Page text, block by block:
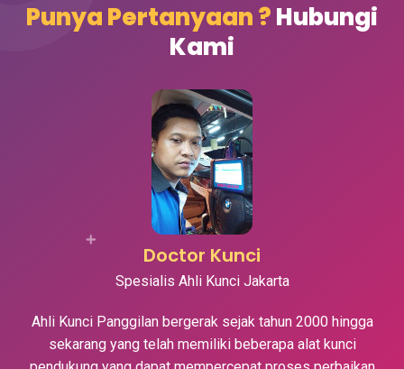
Punya Pertanyaan ?Hubungi
Kami
Doctor Kunci
Spesialis Ahli Kunci Jakarta
Ahli Kunci Panggilan bergerak sejak tahun 2000 hingga
sekarang yang telah memiliki beberapa alat kunci